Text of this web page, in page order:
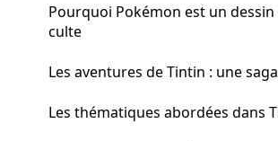
Pourquoi Pokémon est un
culte
Les aventures de Tintin : une
Les thématiques abordées dans